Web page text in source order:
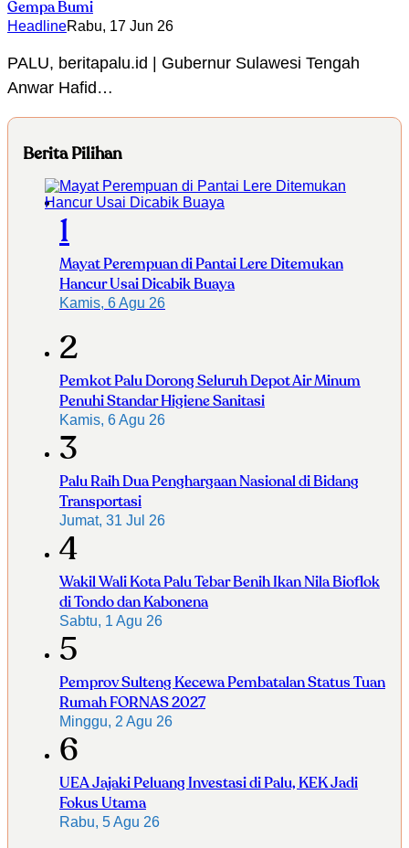
Gempa Bumi
HeadlineRabu, 17 Jun 26
PALU, beritapalu.id | Gubernur Sulawesi Tengah
Anwar Hafid…
Berita Pilihan
1
Mayat Perempuan di Pantai Lere Ditemukan
Hancur Usai Dicabik Buaya
Kamis, 6 Agu 26
2
Pemkot Palu Dorong Seluruh Depot Air Minum
Penuhi Standar Higiene Sanitasi
Kamis, 6 Agu 26
3
Palu Raih Dua Penghargaan Nasional di Bidang
Transportasi
Jumat, 31 Jul 26
4
Wakil Wali Kota Palu Tebar Benih Ikan Nila Bioflok
di Tondo dan Kabonena
Sabtu, 1 Agu 26
5
Pemprov Sulteng Kecewa Pembatalan Status Tuan
Rumah FORNAS 2027
Minggu, 2 Agu 26
6
UEA Jajaki Peluang Investasi di Palu, KEK Jadi
Fokus Utama
Rabu, 5 Agu 26